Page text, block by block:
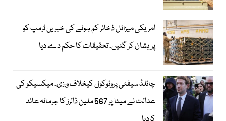
امریکی میزائل ذخائر کم ہونے کی خبریں ٹرمپ کو
پریشان کر گئیں، تحقیقات کا حکم دے دیا
چائلڈ سیفٹی پروٹوکول کیخلاف ورزی، میکسیکو کی
عدالت نے میٹا پر 567 ملین ڈالرز کا جرمانہ عائد